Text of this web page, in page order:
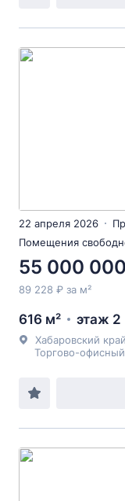
22 апреля 2026
Помещения
55 000
89 228 ₽ за м²
616 м² этаж 2
Хабаровский край
Торгово-